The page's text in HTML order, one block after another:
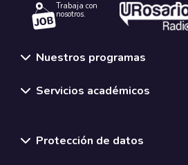
Trabaja con
nosotros.
Nuestros programas
Servicios académicos
Protección de datos